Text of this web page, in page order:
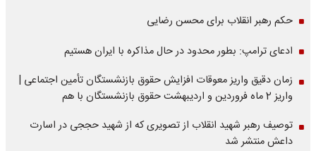
حکم رهبر انقلاب برای محسن رضایی
ادعای ترامپ: بطور محدود در حال مذاکره با ایران هستیم
زمان دقیق واریز معوقات افزایش حقوق بازنشستگان تأمین اجتماعی |
واریز 2 ماه فروردین و اردیبهشت حقوق بازنشستگان با هم
توصیف رهبر شهید انقلاب از تصویری که از شهید حججی در اسارت
داعش منتشر شد